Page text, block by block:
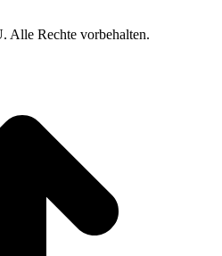
Alle Rechte vorbehalten.